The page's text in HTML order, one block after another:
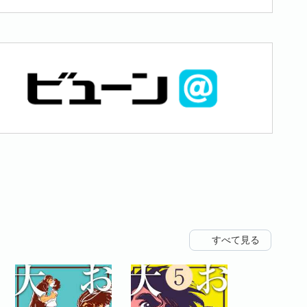
すべて見る